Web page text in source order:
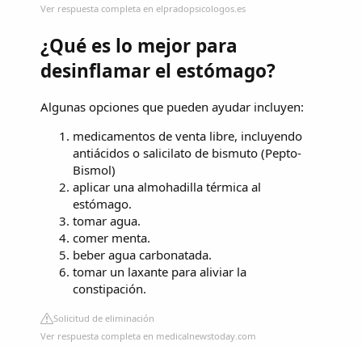
Ver respuesta completa en elpradopsicologos.es
¿Qué es lo mejor para
desinflamar el estómago?
Algunas opciones que pueden ayudar incluyen:
medicamentos de venta libre, incluyendo
antiácidos o salicilato de bismuto (Pepto-
Bismol)
aplicar una almohadilla térmica al
estómago.
tomar agua.
comer menta.
beber agua carbonatada.
tomar un laxante para aliviar la
constipación.
Solicitud de eliminación
Ver respuesta completa en medicalnewstoday.com